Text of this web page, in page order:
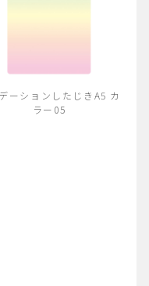
ーションしたじきA5 カ
ラー05